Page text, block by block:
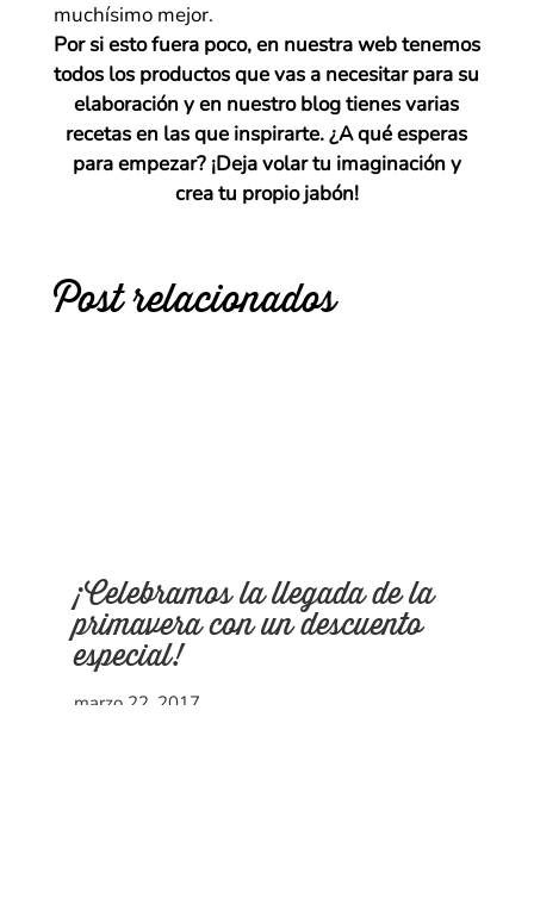
muchísimo mejor.
Por si esto fuera poco, en nuestra web tenemos
todos los productos que vas a necesitar para su
elaboración y en nuestro blog tienes varias
recetas en las que inspirarte. ¿A qué esperas
para empezar? ¡Deja volar tu imaginación y
crea tu propio jabón!
Post relacionados
¡Celebramos la llegada de la
primavera con un descuento
especial!
marzo 22, 2017